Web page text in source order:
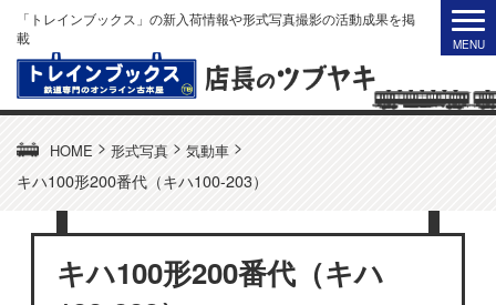
「トレインブックス」の新入荷情報や形式写真撮影の活動成果を掲
載
HOME > 形式写真 > 気動車 >
キハ100形200番代（キハ100-203）
キハ100形200番代（キハ